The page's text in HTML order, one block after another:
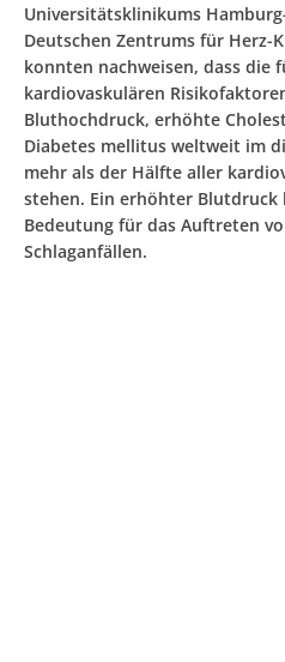
Universitätsklinikums
Deutschen Zentrums für Herz-
konnten nachweisen, dass die
kardiovaskulären
Bluthochdruck, erhöhte
Diabetes mellitus weltweit im
mehr als der Hälfte aller
stehen. Ein erhöhter
Bedeutung für das Auftreten
Schlaganfällen.